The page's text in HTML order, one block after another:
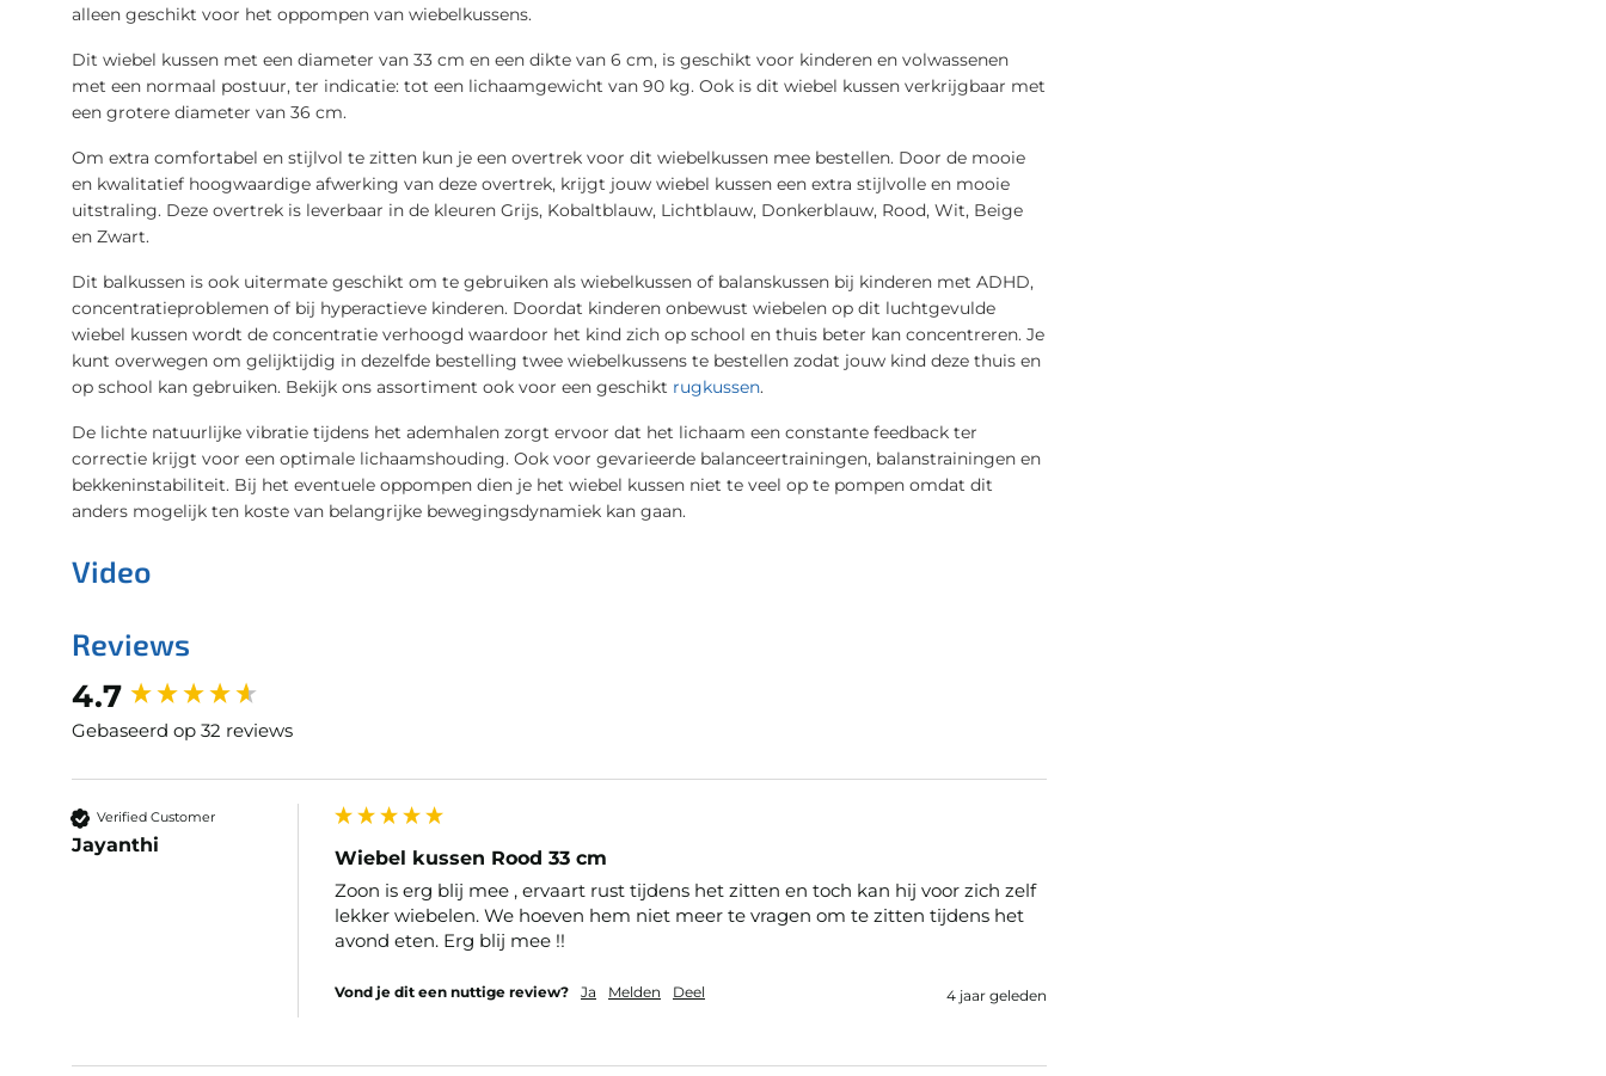
alleen geschikt voor het oppompen van wiebelkussens.
Dit wiebel kussen met een diameter van 33 cm en een dikte van 6 cm, is geschikt voor kinderen en volwassenen
met een normaal postuur, ter indicatie: tot een lichaamgewicht van 90 kg. Ook is dit wiebel kussen verkrijgbaar met
een grotere diameter van 36 cm.
Om extra comfortabel en stijlvol te zitten kun je een overtrek voor dit wiebelkussen mee bestellen. Door de mooie
en kwalitatief hoogwaardige afwerking van deze overtrek, krijgt jouw wiebel kussen een extra stijlvolle en mooie
uitstraling. Deze overtrek is leverbaar in de kleuren Grijs, Kobaltblauw, Lichtblauw, Donkerblauw, Rood, Wit, Beige
en Zwart.
Dit balkussen is ook uitermate geschikt om te gebruiken als wiebelkussen of balanskussen bij kinderen met ADHD,
concentratieproblemen of bij hyperactieve kinderen. Doordat kinderen onbewust wiebelen op dit luchtgevulde
wiebel kussen wordt de concentratie verhoogd waardoor het kind zich op school en thuis beter kan concentreren. Je
kunt overwegen om gelijktijdig in dezelfde bestelling twee wiebelkussens te bestellen zodat jouw kind deze thuis en
op school kan gebruiken. Bekijk ons assortiment ook voor een geschikt rugkussen.
De lichte natuurlijke vibratie tijdens het ademhalen zorgt ervoor dat het lichaam een constante feedback ter
correctie krijgt voor een optimale lichaamshouding. Ook voor gevarieerde balanceertrainingen, balanstrainingen en
bekkeninstabiliteit. Bij het eventuele oppompen dien je het wiebel kussen niet te veel op te pompen omdat dit
anders mogelijk ten koste van belangrijke bewegingsdynamiek kan gaan.
Video
Reviews
4.7
Gebaseerd op 32 reviews
Verified Customer
Jayanthi
Wiebel kussen Rood 33 cm
Zoon is erg blij mee , ervaart rust tijdens het zitten en toch kan hij voor zich zelf
lekker wiebelen. We hoeven hem niet meer te vragen om te zitten tijdens het
avond eten. Erg blij mee !!
Vond je dit een nuttige review? Ja Melden Deel 4 jaar geleden
New content loaded